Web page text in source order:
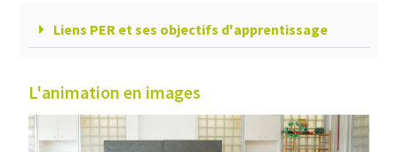
Liens PER et ses objectifs d'apprentissage
L'animation en images